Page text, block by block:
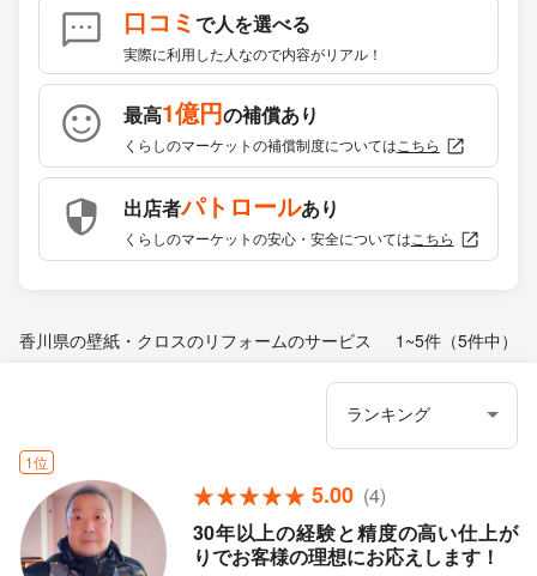
口コミで人を選べる
実際に利用した人なので内容がリアル！
最高1億円の補償あり
くらしのマーケットの補償制度については こちら
出店者パトロールあり
くらしのマーケットの安心・安全については こちら
香川県の壁紙・クロスのリフォームのサービス 1~5件（5件中）
1位
5.00 (4)
30年以上の経験と精度の高い仕上が
りでお客様の理想にお応えします！